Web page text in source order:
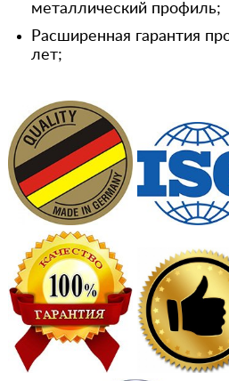
металлический профиль;
Расширенная гарантия
лет;